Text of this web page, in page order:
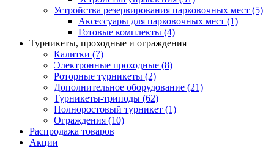
Устройства резервирования парковочных мест (5)
Аксессуары для парковочных мест (1)
Готовые комплекты (4)
Турникеты, проходные и ограждения
Калитки (7)
Электронные проходные (8)
Роторные турникеты (2)
Дополнительное оборудование (21)
Турникеты-триподы (62)
Полноростовый турникет (1)
Ограждения (10)
Распродажа товаров
Акции